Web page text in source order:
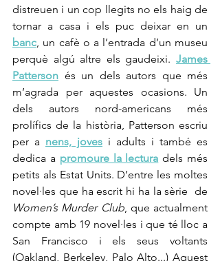
distreuen i un cop llegits no els haig de
banc, un cafè o a l’entrada d’un museu
perquè algú altre els gaudeixi. James
Patterson és un dels autors que més
m’agrada per aquestes ocasions. Un
dels autors nord-americans més
prolífics de la història, Patterson escriu
per a nens, joves i adults i també es
dedica a promoure la lectura dels més
petits als Estat Units. D’entre les moltes
Women’s Murder Club, que actualment
compte amb 19 novel·les i que té lloc a
San Francisco i els seus voltants